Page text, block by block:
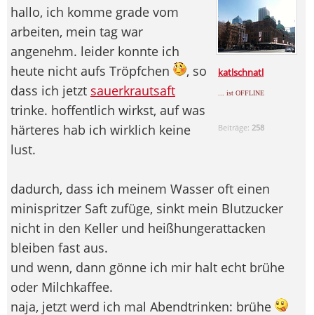
katlschnatl
... ist OFFLINE
Beiträge: 258
hallo, ich komme grade vom
arbeiten, mein tag war
angenehm. leider konnte ich
heute nicht aufs Tröpfchen
, so
dass ich jetzt sauerkrautsaft
trinke. hoffentlich wirkst, auf was
härteres hab ich wirklich keine
lust.
dadurch, dass ich meinem Wasser oft einen
minispritzer Saft zufüge, sinkt mein Blutzucker
nicht in den Keller und heißhungerattacken
bleiben fast aus.
und wenn, dann gönne ich mir halt echt brühe
oder Milchkaffee.
naja, jetzt werd ich mal Abendtrinken: brühe